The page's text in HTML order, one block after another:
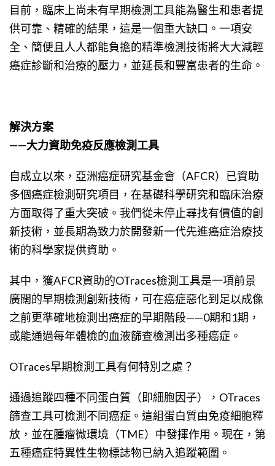
目前，臨床上尚未有早期檢測工具能為醫生和患者提
供可靠、精確的結果，這是一個重大缺口。一項安
全、簡便且人人都能負擔的精準檢測技術將大大減輕
癌症診斷和治療的壓力，並延長和豐富患者的生命。
解決方案
——大力資助免疫反應檢測工具
自成立以來，亞洲癌症研究基金會（AFCR）已資助
多個癌症檢測研究項目，在基礎科學研究和臨床治療
方面取得了重大突破。我們從未停止尋找有價值的創
新技術，並長期為致力於開發新一代先進癌症治療技
術的科學家提供資助。
其中，獲AFCR資助的OTraces檢測工具是一項前景
廣闊的早期檢測創新技術，可在癌症惡化到足以成像
之前更準確地檢測出癌症的早期階段——0期和1期，
或能通過每年體檢的血液篩查檢測出多種癌症。
OTraces早期檢測工具有何特別之處？
通過追蹤四種不同蛋白質（即細胞因子），OTraces
篩查工具可檢測不同癌症。這組蛋白質由免疫細胞釋
放，並在腫瘤微環境（TME）中發揮作用。現在，第
五種癌症特異性生物標誌物已納入追蹤範圍。